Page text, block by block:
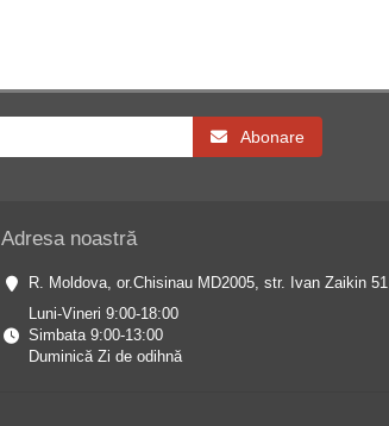
Abonare
Adresa noastră
R. Moldova, or.Chisinau MD2005, str. Ivan Zaikin 51
Luni-Vineri 9:00-18:00
Simbata 9:00-13:00
Duminică Zi de odihnă